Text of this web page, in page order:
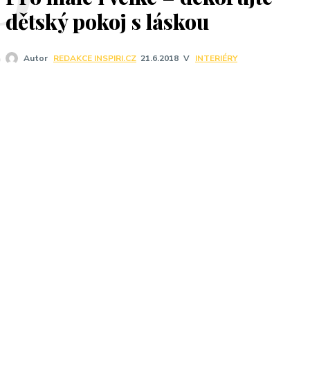
dětský pokoj s láskou
Autor REDAKCE INSPIRI.CZ 21.6.2018 V INTERIÉRY